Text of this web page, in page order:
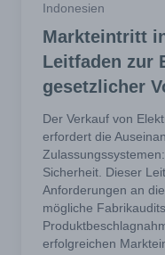
Indonesien
Markteintritt
Leitfaden zur
gesetzlicher
Der Verkauf von
erfordert die
Sicherheit. Dieser
Anforderungen an
mögliche
erfolgreichen